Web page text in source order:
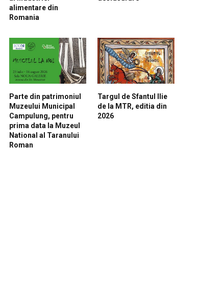
alimentare din
Romania
Parte din patrimoniul
Muzeului Municipal
Campulung, pentru
prima data la Muzeul
National al Taranului
Roman
Targul de Sfantul Ilie
de la MTR, editia din
2026